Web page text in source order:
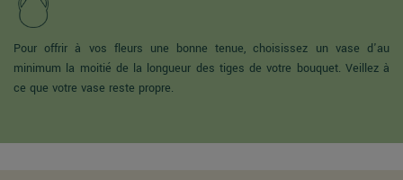
Pour offrir à vos fleurs une bonne tenue, choisissez un vase d'au
minimum la moitié de la longueur des tiges de votre bouquet. Veillez à
ce que votre vase reste propre.